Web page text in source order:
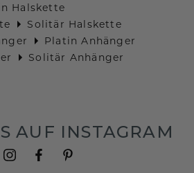
Halskette
Solitär Halskette
Platin Anhänger
Solitär Anhänger
AUF INSTAGRAM